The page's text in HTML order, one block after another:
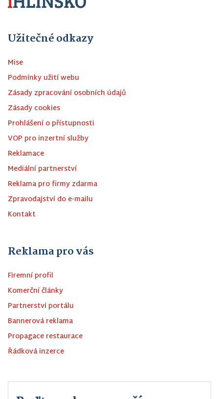
Užitečné odkazy
Mise
Podmínky užití webu
Zásady zpracování osobních údajů
Zásady cookies
Prohlášení o přístupnosti
VOP pro inzertní služby
Reklamace
Mediální partnerství
Reklama pro firmy zdarma
Zpravodajství do e-mailu
Kontakt
Reklama pro vás
Firemní profil
Komerční články
Partnerství portálu
Bannerová reklama
Propagace restaurace
Řádková inzerce